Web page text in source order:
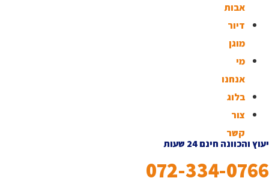
אבות
דיור
מוגן
מי
אנחנו
בלוג
צור
קשר
יעוץ והכוונה חינם 24 שעות
072-334-0766